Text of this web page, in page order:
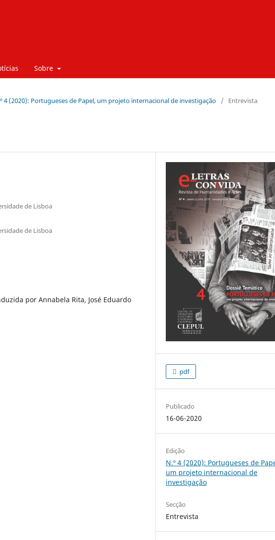
Sobre
4 (2020): Portugueses de Papel, um projeto internacional de investigação / Entrevista
de Lisboa
de Lisboa
por Annabela Rita, José Eduardo
pdf
Publicado
16-06-2020
Edição
N.º 4 (2020): Portugueses de
um projeto internacional de
investigação
Secção
Entrevista